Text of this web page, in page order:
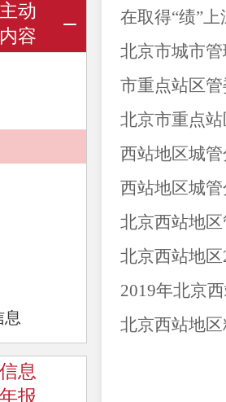
动
容
息
息
报
在取得“绩”
北京市城市
市重点站区
北京市重点
西站地区城
西站地区城
北京西站地
北京西站地
2019年北京
北京西站地